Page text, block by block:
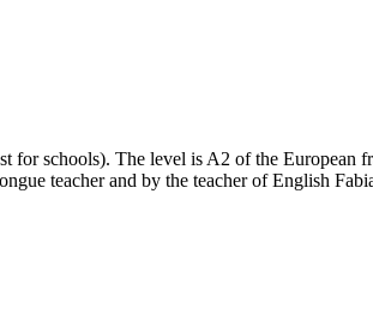
schools). The level is A2 of the European
teacher and by the teacher of English